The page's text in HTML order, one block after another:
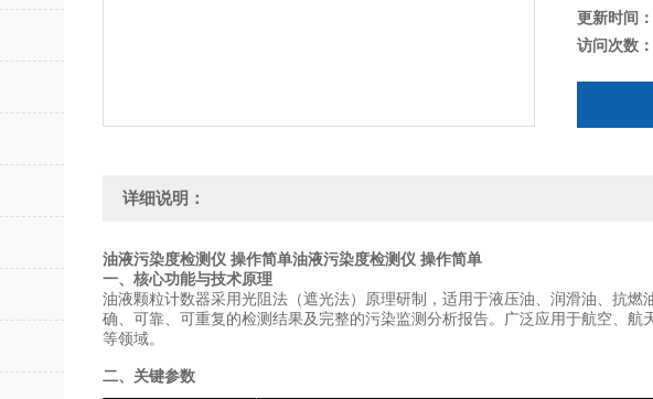
更新时间：
访问次数：
详细说明：
油液污染度检测仪 操作简单油液污染度检测仪 操作简单
‌一、核心功能与技术原理
油液颗粒计数器采用光阻法（遮光法）原理研制，适用于液压油、润滑油、抗
确、可靠、可重复的检测结果及完整的污染监测分析报告。广泛应用于航空、
等领域。
‌二、关键参数‌